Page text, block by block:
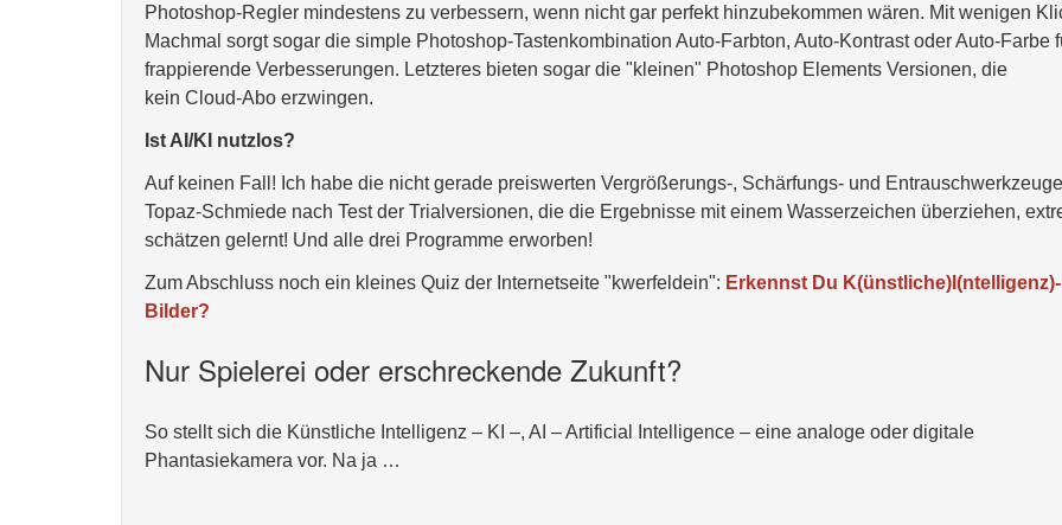
Photoshop-Regler mindestens zu verbessern, wenn nicht gar perfekt hinzubekommen wären. Mit wenigen
Machmal sorgt sogar die simple Photoshop-Tastenkombination Auto-Farbton, Auto-Kontrast oder Auto-Farbe
frappierende Verbesserungen. Letzteres bieten sogar die "kleinen" Photoshop Elements Versionen, die
kein Cloud-Abo erzwingen.
Ist AI/KI nutzlos?
Auf keinen Fall! Ich habe die nicht gerade preiswerten Vergrößerungs-, Schärfungs- und
Topaz-Schmiede nach Test der Trialversionen, die die Ergebnisse mit einem Wasserzeichen überziehen,
schätzen gelernt! Und alle drei Programme erworben!
Zum Abschluss noch ein kleines Quiz der Internetseite "kwerfeldein": Erkennst Du K(ünstliche)I(ntelligenz)-
Bilder?
Nur Spielerei oder erschreckende Zukunft?
So stellt sich die Künstliche Intelligenz – KI –, AI – Artificial Intelligence – eine analoge oder digitale
Phantasiekamera vor. Na ja …